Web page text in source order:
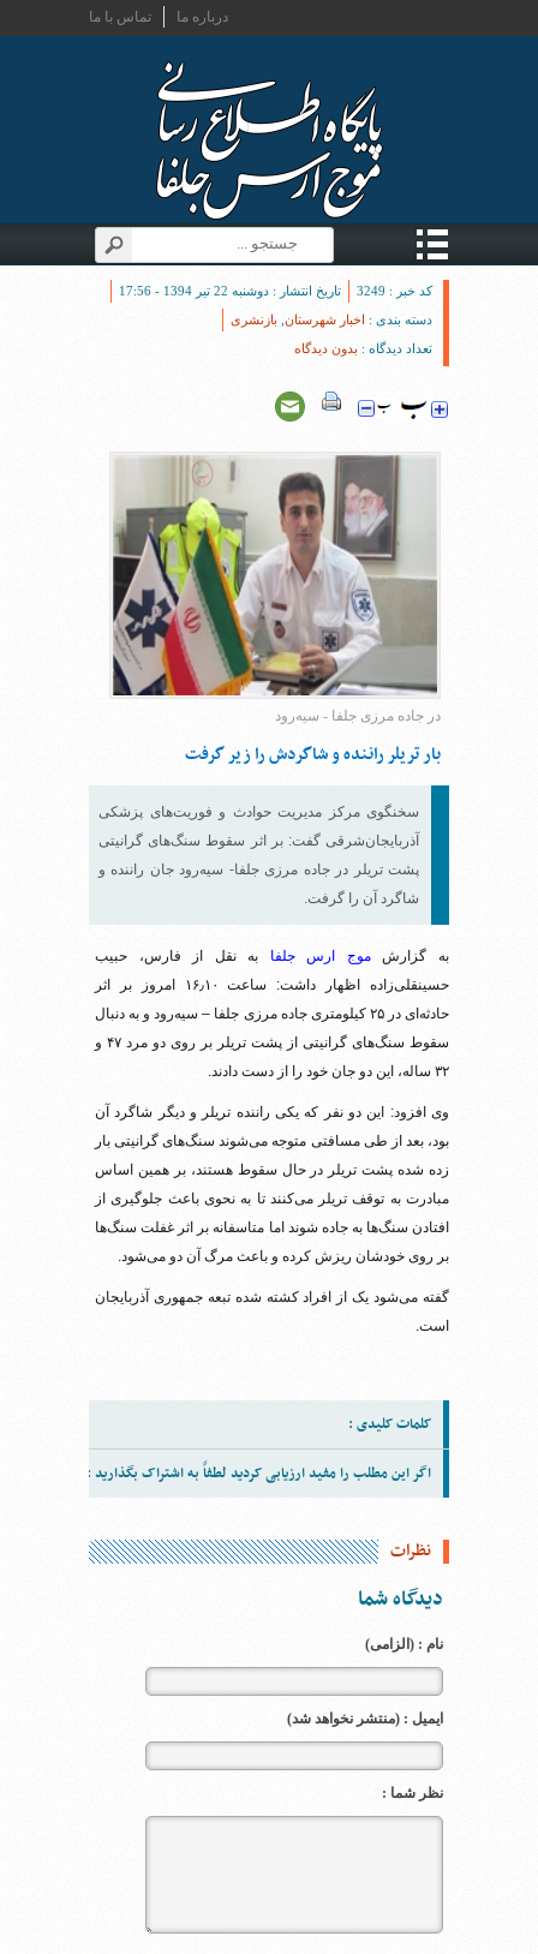
تماس با ما درباره ما
کد خبر : 3249
تاریخ انتشار : دوشنبه 22 تیر 1394 - 17:56
دسته بندی : اخبار شهرستان بازنشری
تعداد دیدگاه : بدون دیدگاه
در جاده مرزی جلفا - سیه‌رود
بار تریلر راننده و شاگردش را زیر گرفت
سخنگوی مرکز مدیریت حوادث و فوریت‌های پزشکی
آذربایجان‌شرقی گفت: بر اثر سقوط سنگ‌های گرانیتی
پشت تریلر در جاده مرزی جلفا- سیه‌رود جان راننده و
شاگرد آن را گرفت.
به گزارشموج ارس جلفا به نقل از فارس، حبیب
حسینقلی‌زاده اظهار داشت: ساعت ۱۶٫۱۰ امروز بر اثر
حادثه‌ای در ۲۵ کیلومتری جاده مرزی جلفا – سیه‌رود و به دنبال
سقوط سنگ‌های گرانیتی از پشت تریلر بر روی دو مرد ۴۷ و
۳۲ ساله، این دو جان خود را از دست دادند.
وی افزود: این دو نفر که یکی راننده تریلر و دیگر شاگرد آن
بود، بعد از طی مسافتی متوجه می‌شوند سنگ‌های گرانیتی بار
زده شده پشت تریلر در حال سقوط هستند، بر همین اساس
مبادرت به توقف تریلر می‌کنند تا به نحوی باعث جلوگیری از
افتادن سنگ‌ها به جاده شوند اما متاسفانه بر اثر غفلت سنگ‌ها
بر روی خودشان ریزش کرده و باعث مرگ آن دو می‌شود.
گفته می‌شود یک از افراد کشته شده تبعه جمهوری آذربایجان
است.
کلمات کلیدی :
اگر این مطلب را مفید ارزیابی کردید لطفاً به اشتراک بگذارید :
نظرات
دیدگاه شما
نام : (الزامی)
ایمیل : (منتشر نخواهد شد)
نظر شما :